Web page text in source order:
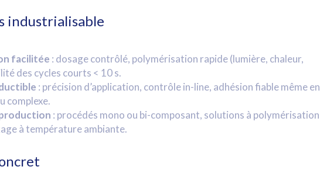
industrialisable
facilitée : dosage contrôlé, polymérisation rapide (lumière, chaleur,
des cycles courts < 10 s.
: précision d’application, contrôle in-line, adhésion fiable même en
complexe.
: procédés mono ou bi-composant, solutions à polymérisation
à température ambiante.